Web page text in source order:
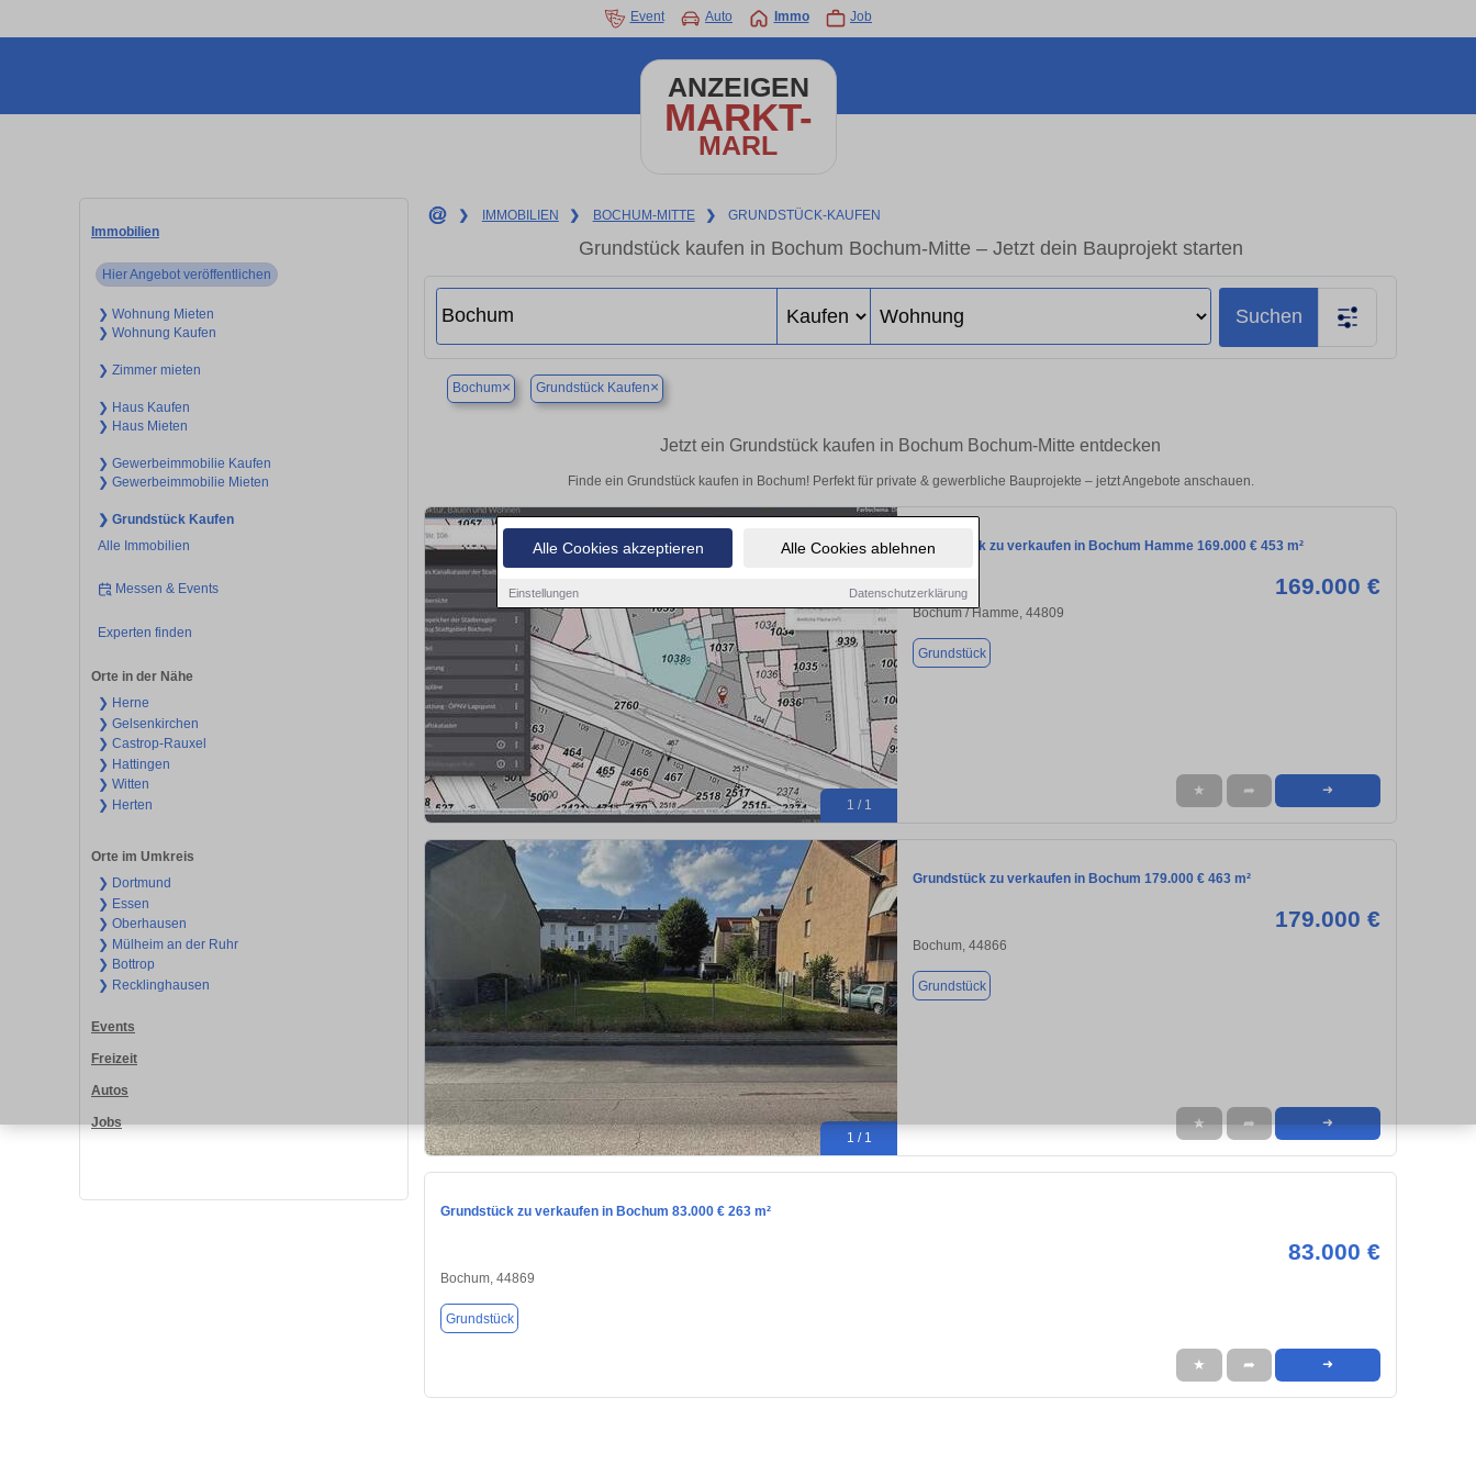
Alle Cookies akzeptieren Alle Cookies ablehnen
Einstellungen Datenschutzerklärung
Event Auto Immo Job
ANZEIGEN
MARKT-
MARL
Immobilien
Hier Angebot veröffentlichen
❯ Wohnung Mieten
❯ Wohnung Kaufen
❯ Zimmer mieten
❯ Haus Kaufen
❯ Haus Mieten
❯ Gewerbeimmobilie Kaufen
❯ Gewerbeimmobilie Mieten
❯ Grundstück Kaufen
Alle Immobilien
Messen & Events
Experten finden
Orte in der Nähe
❯ Herne
❯ Gelsenkirchen
❯ Castrop-Rauxel
❯ Hattingen
❯ Witten
❯ Herten
Orte im Umkreis
❯ Dortmund
❯ Essen
❯ Oberhausen
❯ Mülheim an der Ruhr
❯ Bottrop
❯ Recklinghausen
Events
Freizeit
Autos
Jobs
❯ IMMOBILIEN ❯ BOCHUM-MITTE ❯ GRUNDSTÜCK-KAUFEN
Grundstück kaufen in Bochum Bochum-Mitte – Jetzt dein Bauprojekt starten
Suchen
Bochum× Grundstück Kaufen×
Jetzt ein Grundstück kaufen in Bochum Bochum-Mitte entdecken
Finde ein Grundstück kaufen in Bochum! Perfekt für private & gewerbliche Bauprojekte – jetzt Angebote anschauen.
1 / 1
Grundstück zu verkaufen in Bochum Hamme 169.000 € 453 m²
169.000 €
Bochum / Hamme, 44809
Grundstück
★ ➦ ➜
1 / 1
Grundstück zu verkaufen in Bochum 179.000 € 463 m²
179.000 €
Bochum, 44866
Grundstück
★ ➦ ➜
Grundstück zu verkaufen in Bochum 83.000 € 263 m²
83.000 €
Bochum, 44869
Grundstück
★ ➦ ➜